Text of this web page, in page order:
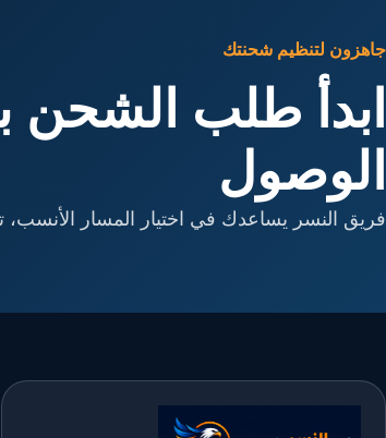
جاهزون لتنظيم شحنتك
ابدأ طلب الشحن
الوصول
فريق النسر يساعدك في اختيار المسار الأنسب،